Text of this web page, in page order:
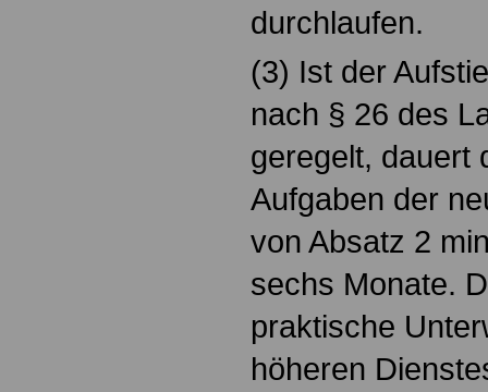
durchlaufen.
(3) Ist der
nach § 26 des
geregelt, dauert
Aufgaben der
von Absatz 2
sechs Monate.
praktische
höheren